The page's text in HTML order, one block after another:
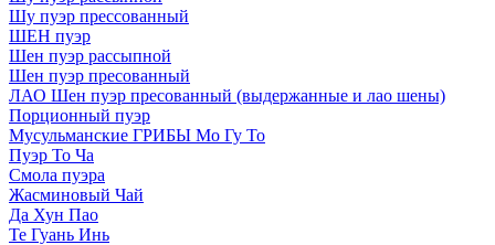
Шу пуэр прессованный
ШЕН пуэр
Шен пуэр рассыпной
Шен пуэр пресованный
ЛАО Шен пуэр пресованный (выдержанные и лао шены)
Порционный пуэр
Мусульманские ГРИБЫ Мо Гу То
Пуэр То Ча
Смола пуэра
Жасминовый Чай
Да Хун Пао
Те Гуань Инь